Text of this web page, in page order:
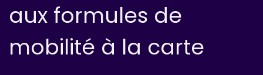
aux formules de
mobilité à la carte